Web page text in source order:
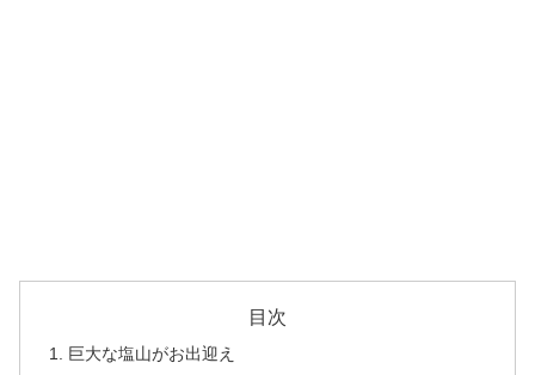
目次
巨大な塩山がお出迎え